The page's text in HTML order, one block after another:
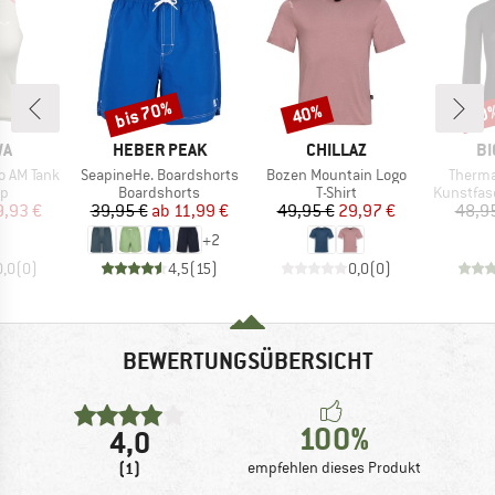
Tank
Preis
€
(0)
MARKE
HEBER PEAK
Artikel
SeapineHe. Boardshorts
Produktgruppe
Boardshorts
Preis
39,95 € reduzierter Preis
ab 11,99 €
+2
4,5(15)
Rabatt
bis 70%
MARKE
CHILLAZ
Artikel
Bozen Mountain Logo
Produktgruppe
T-Shirt
Preis
49,95 €reduzierter Preis
29,97 €
0,0(0)
Rabatt
40%
Artikel
BEWERTUNGSÜBERSICHT
4,0
(1)
100%
empfehlen dieses Produkt